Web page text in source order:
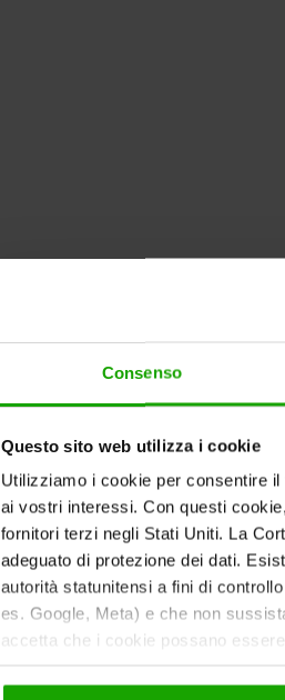
Consenso
Questo sito web utilizza i cookie
Utilizziamo i cookie per consentire
ai vostri interessi. Con questi
fornitori terzi negli Stati Uniti. La
adeguato di protezione dei dati.
autorità statunitensi a fini di
es. Google, Meta) e che non
accetta che i cookie possano